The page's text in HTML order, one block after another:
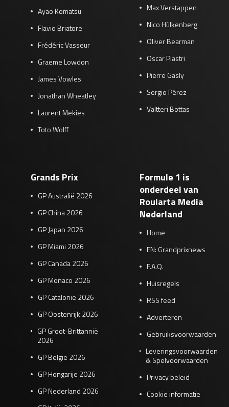
Ayao Komatsu
Flavio Briatore
Frédéric Vasseur
Graeme Lowdon
James Vowles
Jonathan Wheatley
Laurent Mekies
Toto Wolff
Max Verstappen
Nico Hülkenberg
Oliver Bearman
Oscar Piastri
Pierre Gasly
Sergio Pérez
Valtteri Bottas
Grands Prix
GP Australië 2026
GP China 2026
GP Japan 2026
GP Miami 2026
GP Canada 2026
GP Monaco 2026
GP Catalonië 2026
GP Oostenrijk 2026
GP Groot-Brittannië
2026
GP België 2026
GP Hongarije 2026
GP Nederland 2026
Formule 1 is
onderdeel van
Roularta Media
Nederland
Home
EN: Grandprixnews
F.A.Q.
Huisregels
RSS feed
Adverteren
Gebruiksvoorwaarden
Leveringsvoorwaarden
& Spelvoorwaarden
Privacy beleid
Cookie informatie